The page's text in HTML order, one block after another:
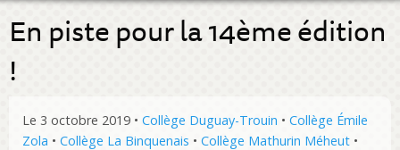
En piste pour la 14ème édition
!
Le 3 octobre 2019 • Collège Duguay-Trouin • Collège Émile
Zola • Collège La Binquenais • Collège Mathurin Méheut •